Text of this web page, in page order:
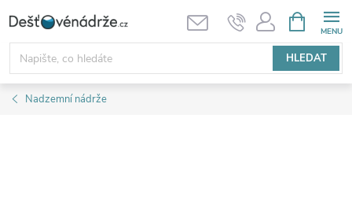
na
obsah
HLEDAT
NÁKUPNÍ
KOŠÍK
Nadzemní nádrže